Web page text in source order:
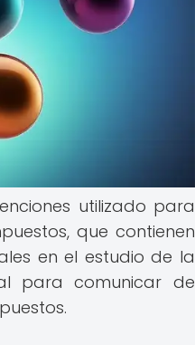
utilizado para
que contienen
en el estudio de la
para comunicar de